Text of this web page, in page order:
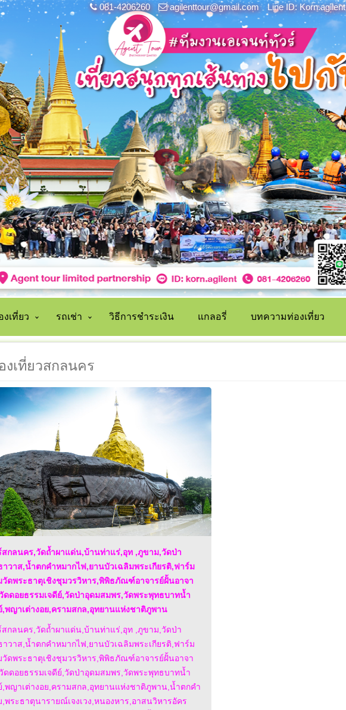
081-4206260 agilenttour@gmail.com Line ID: Korn.agilent
เที่ยว รถเช่า วิธีการชำระเงิน แกลอรี่ บทความท่องเที่ยว
งเที่ยวสกลนคร
สกลนคร,วัดถ้ำผาแด่น,บ้านท่าแร่,อุท ,ภูขาม,วัดป่า
วาส,น้ำตกคำหมากไฟ,ยานบัวเฉลิมพระเกียรติ,ฟาร์ม
วัดพระธาตุเชิงชุมวรวิหาร,พิพิธภัณฑ์อาจารย์ฝั้นอาจา
ดดอยธรรมเจดีย์,วัดป่าอุดมสมพร,วัดพระพุทธบาทน้ำ
,พญาเต่างอย,ครามสกล,อุทยานแห่งชาติภูพาน
สกลนคร,วัดถ้ำผาแด่น,บ้านท่าแร่,อุท ,ภูขาม,วัดป่า
วาส,น้ำตกคำหมากไฟ,ยานบัวเฉลิมพระเกียรติ,ฟาร์ม
วัดพระธาตุเชิงชุมวรวิหาร,พิพิธภัณฑ์อาจารย์ฝั้นอาจา
ดดอยธรรมเจดีย์,วัดป่าอุดมสมพร,วัดพระพุทธบาทน้ำ
,พญาเต่างอย,ครามสกล,อุทยานแห่งชาติภูพาน,น้ำตกคำ
พระธาตุนารายณ์เจงเวง,หนองหาร,อาสนวิหารอัคร